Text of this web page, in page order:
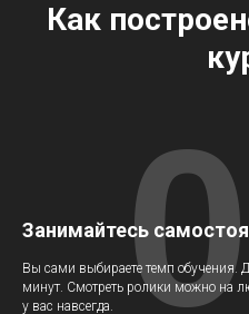
Как
Занимайтесь
Вы сами выбираете темп обучения.
минут. Смотреть ролики можно на
у вас навсегда.